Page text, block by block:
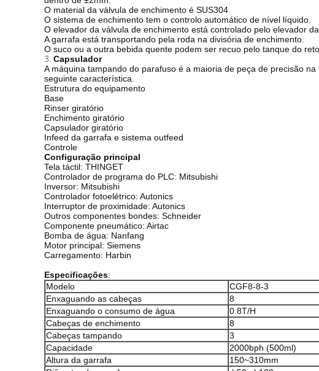
O material da válvula de enchimento é SUS304
O sistema de enchimento tem o controlo automático de nível líquido.
O elevador da válvula de enchimento está controlado pelo elevador
A garrafa está transportando pela roda na divisória de enchimento.
O suco ou a outra bebida quente podem ser recuo pelo tanque do
3. Capsulador
A máquina tampando do parafuso é a maioria de peça de precisão
seguinte característica.
Estrutura do equipamento
Base
Rinser giratório
Enchimento giratório
Capsulador giratório
Infeed da garrafa e sistema outfeed
Controle
Configuração principal
Tela táctil: THINGET
Controlador de programa do PLC: Mitsubishi
Inversor: Mitsubishi
Controlador fotoelétrico: Autonics
Interruptor de proximidade: Autonics
Outros componentes bondes: Schneider
Componente pneumático: Airtac
Bomba de água: Nanfang
Motor principal: Siemens
Carregamento: Harbin
Especificações:
Modelo
CGF8-8-3
Enxaguando as cabeças
8
Enxaguando o consumo de água
0.8T/H
Cabeças de enchimento
8
Cabeças tampando
3
Capacidade
2000bph (500ml)
Altura da garrafa
150~310mm